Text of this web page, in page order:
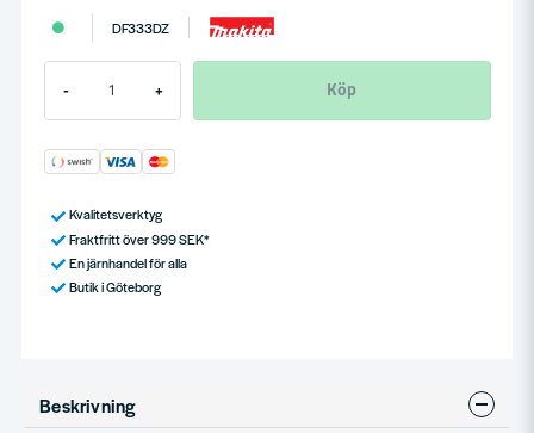
DF333DZ
- + Köp
Kvalitetsverktyg
Fraktfritt över 999 SEK*
En järnhandel för alla
Butik i Göteborg
Beskrivning